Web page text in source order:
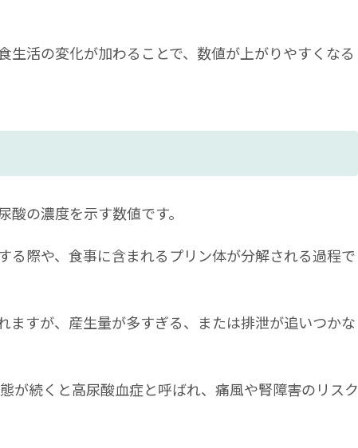
生活の変化が加わることで、数値が上がりやすくなる
酸の濃度を示す数値です。
る際や、食事に含まれるプリン体が分解される過程で
ますが、産生量が多すぎる、または排泄が追いつかな
が続くと高尿酸血症と呼ばれ、痛風や腎障害のリスク